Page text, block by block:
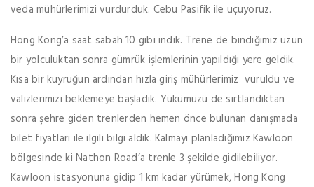
veda mühürlerimizi vurdurduk. Cebu Pasifik ile uçuyoruz.
Hong Kong’a saat sabah 10 gibi indik. Trene de bindiğimiz uzun
bir yolculuktan sonra gümrük işlemlerinin yapıldığı yere geldik.
Kısa bir kuyruğun ardından hızla giriş mühürlerimiz vuruldu ve
valizlerimizi beklemeye başladık. Yükümüzü de sırtlandıktan
sonra şehre giden trenlerden hemen önce bulunan danışmada
bilet fiyatları ile ilgili bilgi aldık. Kalmayı planladığımız Kawloon
bölgesinde ki Nathon Road’a trenle 3 şekilde gidilebiliyor.
Kawloon istasyonuna gidip 1 km kadar yürümek, Hong Kong